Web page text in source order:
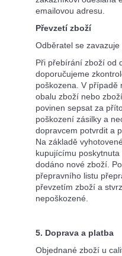
emailovou adresu.
Převzetí zboží
Odběratel se
Při přebírání zboží od
doporučujeme
poškozena. V případě
obalu zboží nebo
povinen sepsat za
poškození zásilky a
dopravcem potvrdit a
Na základě
kupujícímu
dodáno nové zboží.
přepravního listu
převzetím zboží a
nepoškozené.
5. Doprava a platba
Objednané zboží u